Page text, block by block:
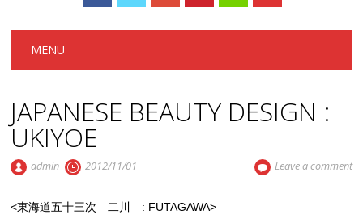
Main menu
MENU
JAPANESE BEAUTY DESIGN :
UKIYOE
admin 2012/11/01 Leave a comment
<東海道五十三次 二川 : FUTAGAWA>